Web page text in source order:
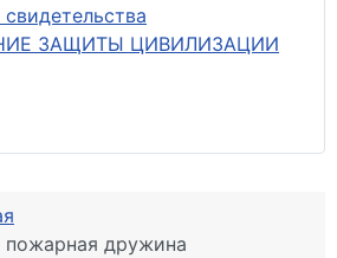
ЗАЩИТЫ ЦИВИЛИЗАЦИИ
пожарная дружина